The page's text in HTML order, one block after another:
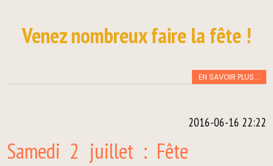
Venez nombreux faire la fête !
EN SAVOIR PLUS...
2016-06-16 22:22
Samedi 2 juillet : Fête